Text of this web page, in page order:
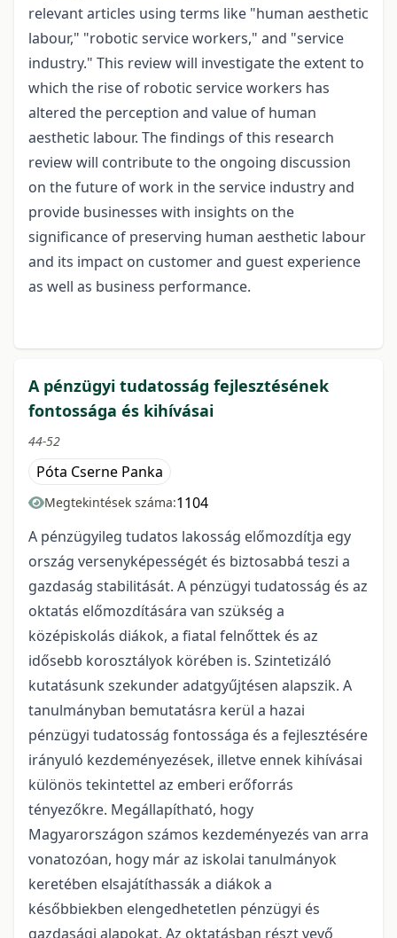
relevant articles using terms like "human aesthetic
labour," "robotic service workers," and "service
industry." This review will investigate the extent to
which the rise of robotic service workers has
altered the perception and value of human
aesthetic labour. The findings of this research
review will contribute to the ongoing discussion
on the future of work in the service industry and
provide businesses with insights on the
significance of preserving human aesthetic labour
and its impact on customer and guest experience
as well as business performance.
A pénzügyi tudatosság fejlesztésének
fontossága és kihívásai
44-52
Póta Cserne Panka
Megtekintések száma:1104
A pénzügyileg tudatos lakosság előmozdítja egy
ország versenyképességét és biztosabbá teszi a
gazdaság stabilitását. A pénzügyi tudatosság és az
oktatás előmozdítására van szükség a
középiskolás diákok, a fiatal felnőttek és az
idősebb korosztályok körében is. Szintetizáló
kutatásunk szekunder adatgyűjtésen alapszik. A
tanulmányban bemutatásra kerül a hazai
pénzügyi tudatosság fontossága és a fejlesztésére
irányuló kezdeményezések, illetve ennek kihívásai
különös tekintettel az emberi erőforrás
tényezőkre. Megállapítható, hogy
Magyarországon számos kezdeményezés van arra
vonatozóan, hogy már az iskolai tanulmányok
keretében elsajátíthassák a diákok a
későbbiekben elengedhetetlen pénzügyi és
gazdasági alapokat. Az oktatásban részt vevő